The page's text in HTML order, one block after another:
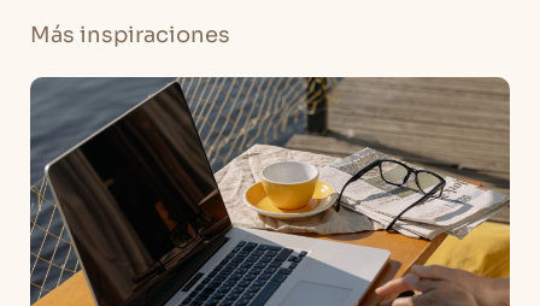
Más inspiraciones